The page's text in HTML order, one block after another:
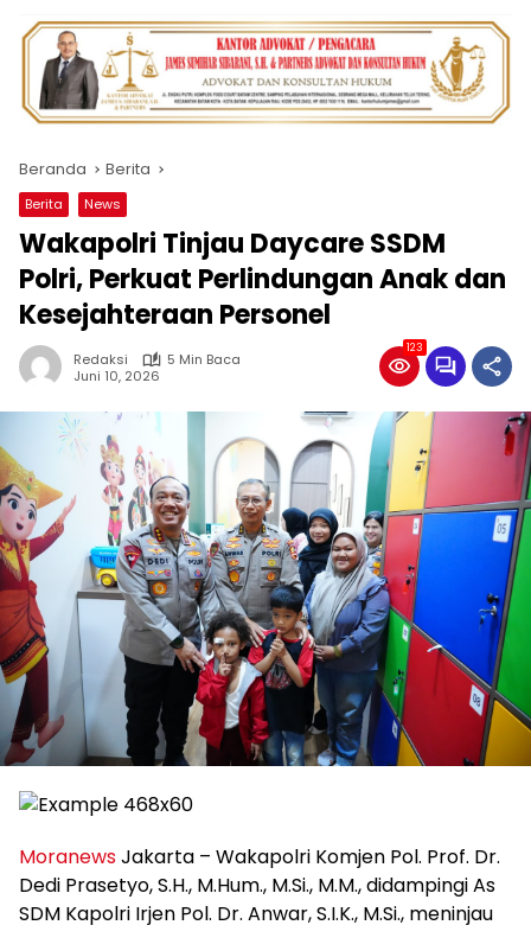
Beranda Berita
Berita News
Wakapolri Tinjau Daycare SSDM
Polri, Perkuat Perlindungan Anak dan
Kesejahteraan Personel
Redaksi
5 Min Baca
Juni 10, 2026
123
MoranewsJakarta – Wakapolri Komjen Pol. Prof. Dr.
Dedi Prasetyo, S.H., M.Hum., M.Si., M.M., didampingi As
SDM Kapolri Irjen Pol. Dr. Anwar, S.I.K., M.Si., meninjau